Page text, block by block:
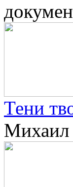
Тени
Михаил